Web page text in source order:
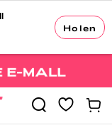
Holen